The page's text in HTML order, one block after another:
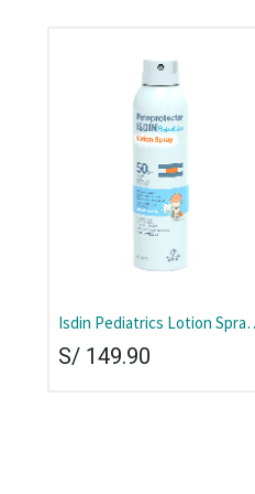
Isdin Pediatrics Lotion Spray
50+ 250 ml
S/ 149.90